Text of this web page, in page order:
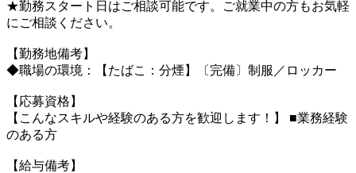
★勤務スタート日はご相談可能です。ご就業中の方もお気軽
にご相談ください。
【勤務地備考】
◆職場の環境：【たばこ：分煙】〔完備〕制服／ロッカー
【応募資格】
【こんなスキルや経験のある方を歓迎します！】 ■業務経験
のある方
【給与備考】